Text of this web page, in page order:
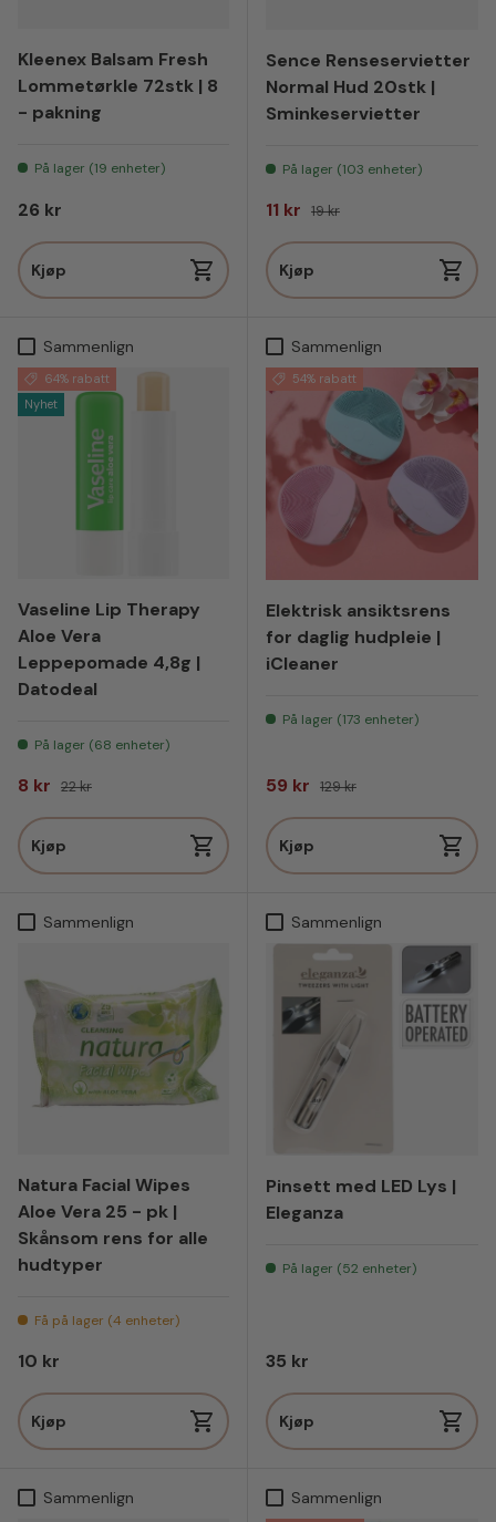
Kleenex Balsam Fresh
Lommetørkle 72stk | 8
- pakning
På lager (19 enheter)
Vanlig pris
26 kr
Kjøp
Sence Renseservietter
Normal Hud 20stk |
Sminkeservietter
På lager (103 enheter)
Salgspris
11 kr Vanlig pris
19 kr
Kjøp
Sammenlign
64% rabatt
Nyhet
Vaseline Lip Therapy
Aloe Vera
Leppepomade 4,8g |
Datodeal
På lager (68 enheter)
Salgspris
8 kr Vanlig pris
22 kr
Kjøp
Sammenlign
54% rabatt
Elektrisk ansiktsrens
for daglig hudpleie |
iCleaner
På lager (173 enheter)
Salgspris
59 kr Vanlig pris
129 kr
Kjøp
Sammenlign
Natura Facial Wipes
Aloe Vera 25 - pk |
Skånsom rens for alle
hudtyper
Få på lager (4 enheter)
Vanlig pris
10 kr
Kjøp
Sammenlign
Pinsett med LED Lys |
Eleganza
På lager (52 enheter)
Vanlig pris
35 kr
Kjøp
Sammenlign Sammenlign